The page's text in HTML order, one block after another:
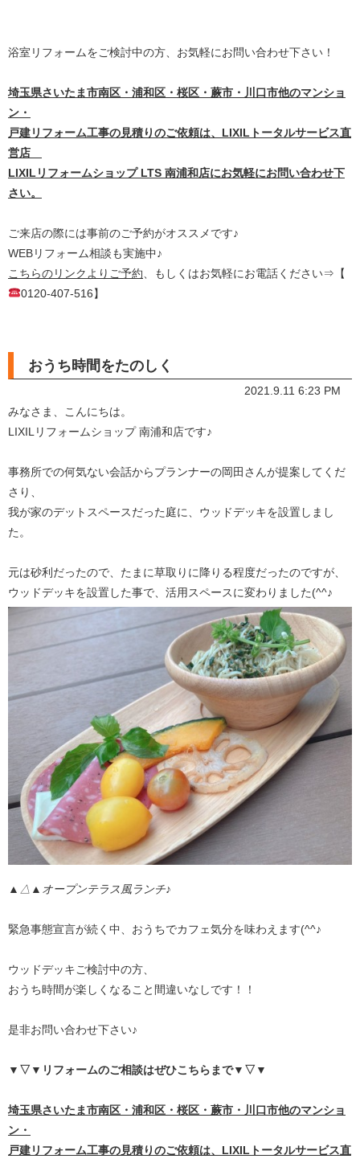
浴室リフォームをご検討中の方、お気軽にお問い合わせ下さい！
埼玉県さいたま市南区・浦和区・桜区・蕨市・川口市他のマンショ
ン・
戸建リフォーム工事の見積りのご依頼は、LIXILトータルサービス直
営店
LIXILリフォームショップ LTS 南浦和店にお気軽にお問い合わせ下
さい。
ご来店の際には事前のご予約がオススメです♪
WEBリフォーム相談も実施中♪
こちらのリンクよりご予約 、もしくはお気軽にお電話ください⇒【
0120-407-516】
おうち時間をたのしく
2021.9.11 6:23 PM
みなさま、こんにちは。
LIXILリフォームショップ 南浦和店です♪
事務所での何気ない会話からプランナーの岡田さんが提案してくだ
さり、
我が家のデットスペースだった庭に、ウッドデッキを設置しまし
た。
元は砂利だったので、たまに草取りに降りる程度だったのですが、
ウッドデッキを設置した事で、活用スペースに変わりました(^^♪
▲△▲オープンテラス風ランチ♪
緊急事態宣言が続く中、おうちでカフェ気分を味わえます(^^♪
ウッドデッキご検討中の方、
おうち時間が楽しくなること間違いなしです！！
是非お問い合わせ下さい♪
▼▽▼リフォームのご相談はぜひこちらまで▼▽▼
埼玉県さいたま市南区・浦和区・桜区・蕨市・川口市他のマンショ
ン・
戸建リフォーム工事の見積りのご依頼は、LIXILトータルサービス直